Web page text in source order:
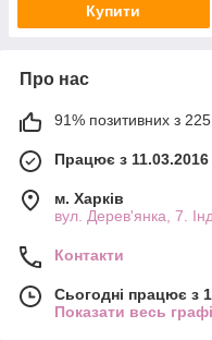
Купити
Про нас
91% позитивних з 225
Працює з 11.03.2016
м. Харків
вул. Дерев'янка, 7.
Контакти
Сьогодні працює з
Показати весь